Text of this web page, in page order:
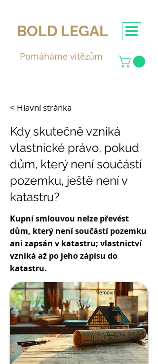
BOLD LEGAL
Pomáháme vítězům
< Hlavní stránka
Kdy skutečně vzniká
vlastnické právo, pokud
dům, který není součástí
pozemku, ještě není v
katastru?
Kupní smlouvou nelze převést
dům, který není součástí pozemku
ani zapsán v katastru; vlastnictví
vzniká až po jeho zápisu do
katastru.
Nemovitosti